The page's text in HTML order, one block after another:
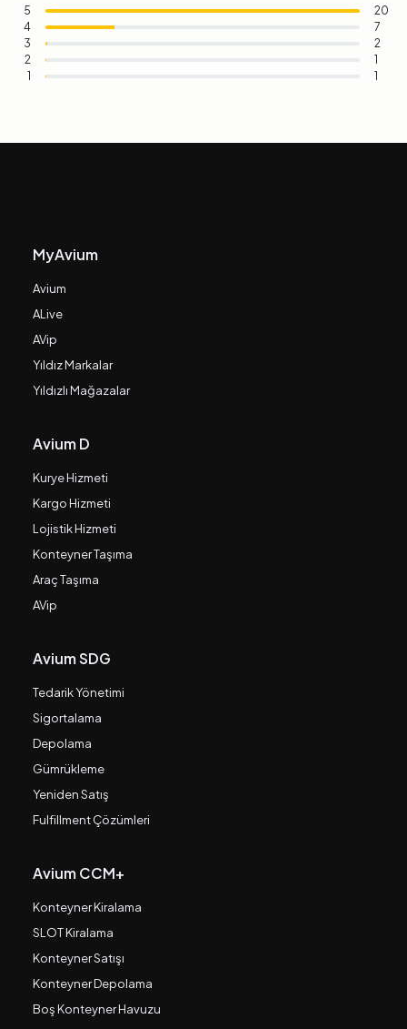
5
20
4
7
3
2
2
1
1
1
MyAvium
Avium
ALive
AVip
Yıldız Markalar
Yıldızlı Mağazalar
Avium D
Kurye Hizmeti
Kargo Hizmeti
Lojistik Hizmeti
Konteyner Taşıma
Araç Taşıma
AVip
Avium SDG
Tedarik Yönetimi
Sigortalama
Depolama
Gümrükleme
Yeniden Satış
Fulfillment Çözümleri
Avium CCM+
Konteyner Kiralama
SLOT Kiralama
Konteyner Satışı
Konteyner Depolama
Boş Konteyner Havuzu